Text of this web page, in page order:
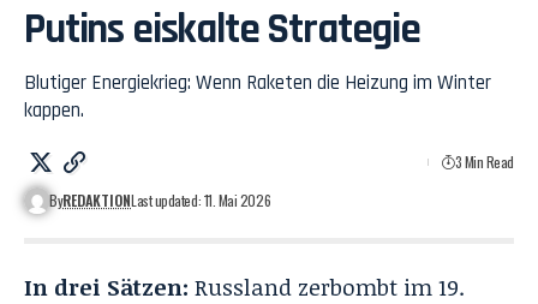
Putins eiskalte Strategie
Blutiger Energiekrieg: Wenn Raketen die Heizung im Winter
kappen.
ByREDAKTIONLast updated: 11. Mai 2026
3 Min Read
In drei Sätzen: Russland zerbombt im 19.